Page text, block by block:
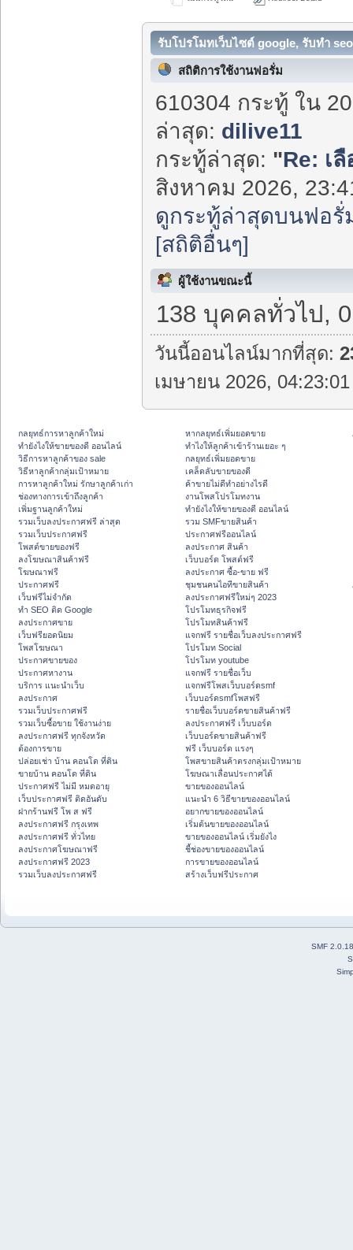
รับโปรโมทเว็บไซต์ google, รับทำ
สถิติการใช้งานฟอรั่ม
610304 กระทู้ ใน
ล่าสุด: dilive11
กระทู้ล่าสุด: "Re: เ
สิงหาคม 2026,
ดูกระทู้ล่าสุดบนฟอรั่
[สถิติอื่นๆ]
ผู้ใช้งานขณะนี้
138 บุคคลทั่วไป,
วันนี้ออนไลน์มากที่สุด:
เมษายน 2026,
กลยุทธ์การหาลูกค้าใหม่
ทํายังไงให้ขายของดี ออนไลน์
วิธีการหาลูกค้าของ sale
วิธีหาลูกค้ากลุ่มเป้าหมาย
การหาลูกค้าใหม่ รักษาลูกค้าเก่า
ช่องทางการเข้าถึงลูกค้า
เพิ่มฐานลูกค้าใหม่
รวมเว็บลงประกาศฟรี ล่าสุด
รวมเว็บประกาศฟรี
โพสต์ขายของฟรี
ลงโฆษณาสินค้าฟรี
โฆษณาฟรี
ประกาศฟรี
เว็บฟรีไม่จำกัด
ทำ SEO ติด Google
ลงประกาศขาย
เว็บฟรียอดนิยม
โพสโฆษณา
ประกาศขายของ
ประกาศหางาน
บริการ แนะนำเว็บ
ลงประกาศ
รวมเว็บประกาศฟรี
รวมเว็บซื้อขาย ใช้งานง่าย
ลงประกาศฟรี ทุกจังหวัด
ต้องการขาย
ปล่อยเช่า บ้าน คอนโด ที่ดิน
ขายบ้าน คอนโด ที่ดิน
ประกาศฟรี ไม่มี หมดอายุ
เว็บประกาศฟรี ติดอันดับ
ฝากร้านฟรี โพ ส ฟรี
ลงประกาศฟรี กรุงเทพ
ลงประกาศฟรี ทั่วไทย
ลงประกาศโฆษณาฟรี
ลงประกาศฟรี 2023
รวมเว็บลงประกาศฟรี
หากลยุทธ์เพิ่มยอดขาย
ทําไงให้ลูกค้าเข้าร้านเยอะ ๆ
กลยุทธ์เพิ่มยอดขาย
เคล็ดลับขายของดี
ค้าขายไม่ดีทำอย่างไรดี
งานโพสโปรโมทงาน
ทํายังไงให้ขายของดี ออนไลน์
รวม SMFขายสินค้า
ประกาศฟรีออนไลน์
ลงประกาศ สินค้า
เว็บบอร์ด โพสต์ฟรี
ลงประกาศ ซื้อ-ขาย ฟรี
ชุมชนคนไอทีขายสินค้า
ลงประกาศฟรีใหม่ๆ 2023
โปรโมทธุรกิจฟรี
โปรโมทสินค้าฟรี
แจกฟรี รายชื่อเว็บลงประกาศฟรี
โปรโมท Social
โปรโมท youtube
แจกฟรี รายชื่อเว็บ
แจกฟรีโพสเว็บบอร์ดsmf
เว็บบอร์ดsmfโพสฟรี
รายชื่อเว็บบอร์ดขายสินค้าฟรี
ลงประกาศฟรี เว็บบอร์ด
เว็บบอร์ดขายสินค้าฟรี
ฟรี เว็บบอร์ด แรงๆ
โพสขายสินค้าตรงกลุ่มเป้าหมาย
โฆษณาเลื่อนประกาศได้
ขายของออนไลน์
แนะนำ 6 วิธีขายของออนไลน์
อยากขายของออนไลน์
เริ่มต้นขายของออนไลน์
ขายของออนไลน์ เริ่มยังไง
ชี้ช่องขายของออนไลน์
การขายของออนไลน์
สร้างเว็บฟรีประกาศ
SMF 2.0.18